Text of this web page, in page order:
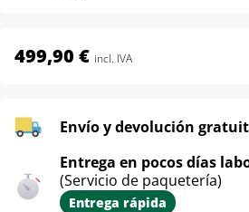
499,90 € incl. IVA
Envío y devolución
Entrega en pocos días
(Servicio de paquetería)
Entrega rápida